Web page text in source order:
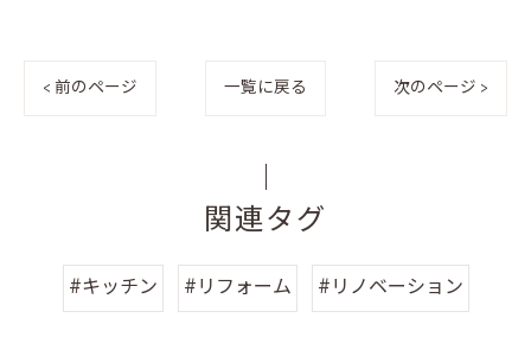
< 前のページ 一覧に戻る 次のページ >
関連タグ
#キッチン #リフォーム #リノベーション